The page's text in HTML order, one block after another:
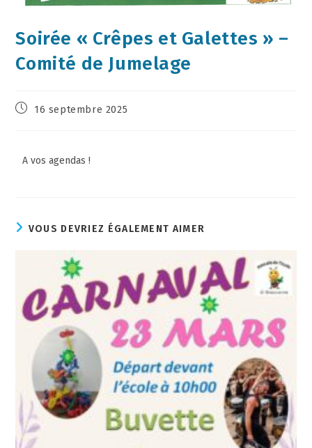
Soirée « Crêpes et Galettes » –
Comité de Jumelage
16 septembre 2025
A vos agendas !
VOUS DEVRIEZ ÉGALEMENT AIMER